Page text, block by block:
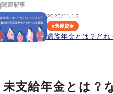
関連記事
2025/11/13
#老後資金
遺族年金とは？どれ
未支給年金とは？